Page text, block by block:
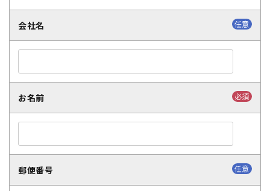
会社名 任意
お名前 必須
郵便番号 任意